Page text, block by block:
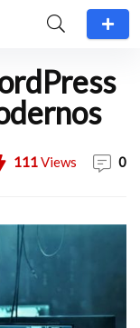
111Views 0